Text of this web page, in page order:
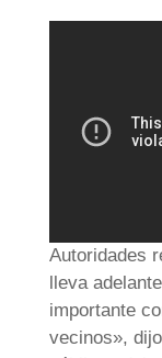
Autoridades
lleva
importante
vecinos»,